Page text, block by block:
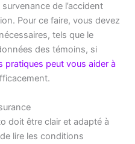
de l’accident
Pour ce faire, vous devez
tels que le
des témoins, si
pratiques peut vous aider à
doit être clair et adapté à
lire les conditions